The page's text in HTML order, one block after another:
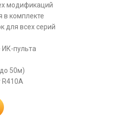
модификаций
в комплекте
для всех серий
пульта
50м)
R410A